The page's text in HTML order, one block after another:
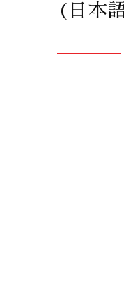
(日本